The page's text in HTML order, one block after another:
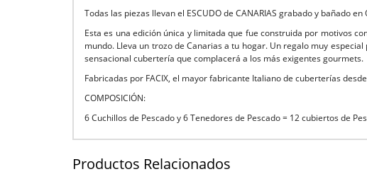
Todas las piezas llevan el ESCUDO de CANARIAS grabado y bañado en
Esta es una edición única y limitada que fue construida por motivos
mundo. Lleva un trozo de Canarias a tu hogar. Un regalo muy
sensacional cubertería que complacerá a los más exigentes gourmets.
Fabricadas por FACIX, el mayor fabricante Italiano de cuberterías
COMPOSICIÓN:
6 Cuchillos de Pescado y 6 Tenedores de Pescado = 12 cubiertos de
Productos Relacionados